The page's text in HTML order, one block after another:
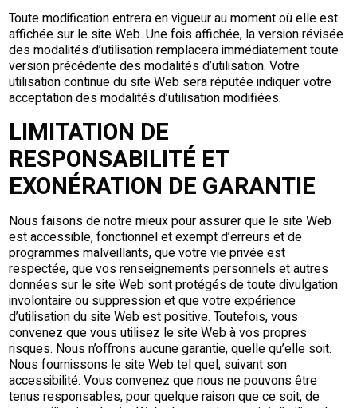
Toute modification entrera en vigueur au moment où elle est
affichée sur le site Web. Une fois affichée, la version révisée
des modalités d’utilisation remplacera immédiatement toute
version précédente des modalités d’utilisation. Votre
utilisation continue du site Web sera réputée indiquer votre
acceptation des modalités d’utilisation modifiées.
LIMITATION DE
RESPONSABILITÉ ET
EXONÉRATION DE GARANTIE
Nous faisons de notre mieux pour assurer que le site Web
est accessible, fonctionnel et exempt d’erreurs et de
programmes malveillants, que votre vie privée est
respectée, que vos renseignements personnels et autres
données sur le site Web sont protégés de toute divulgation
involontaire ou suppression et que votre expérience
d’utilisation du site Web est positive. Toutefois, vous
convenez que vous utilisez le site Web à vos propres
risques. Nous n’offrons aucune garantie, quelle qu’elle soit.
Nous fournissons le site Web tel quel, suivant son
accessibilité. Vous convenez que nous ne pouvons être
tenus responsables, pour quelque raison que ce soit, de